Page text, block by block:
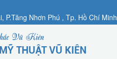
P.Tăng Nhơn Phú , Tp. Hồ Chí Minh
Vũ Kiên
THUẬT VŨ KIÊN